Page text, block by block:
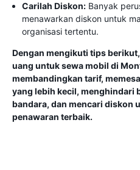
Carilah Diskon: Banyak
menawarkan diskon untuk
organisasi tertentu.
Dengan mengikuti tips
uang untuk sewa mobil di
membandingkan tarif,
yang lebih kecil, menghindari
bandara, dan mencari diskon
penawaran terbaik.